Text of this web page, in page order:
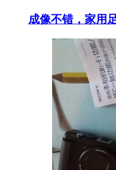
成像不错，家用